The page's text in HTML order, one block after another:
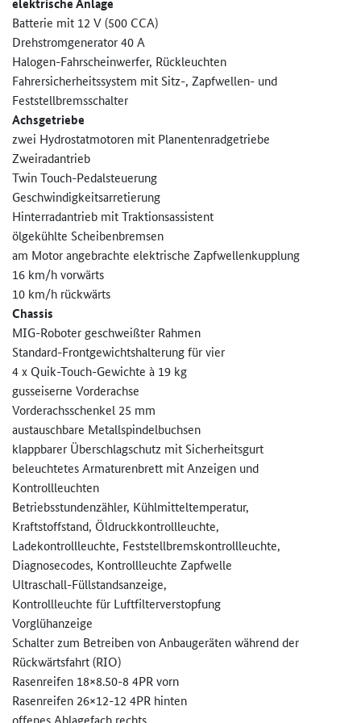
Batterie mit 12 V (500 CCA)
Drehstromgenerator 40 A
Halogen-Fahrscheinwerfer, Rückleuchten
Fahrersicherheitssystem mit Sitz-, Zapfwellen- und
Feststellbremsschalter
Achsgetriebe
zwei Hydrostatmotoren mit Planentenradgetriebe
Zweiradantrieb
Twin Touch-Pedalsteuerung
Geschwindigkeitsarretierung
Hinterradantrieb mit Traktionsassistent
ölgekühlte Scheibenbremsen
am Motor angebrachte elektrische Zapfwellenkupplung
16 km/h vorwärts
10 km/h rückwärts
Chassis
MIG-Roboter geschweißter Rahmen
Standard-Frontgewichtshalterun­g für vier
4 x Quik-Touch-Gewichte à 19 kg
gusseiserne Vorderachse
Vorderachsschenkel 25 mm
austauschbare Metallspindelbuchsen
klappbarer Überschlagschutz mit Sicherheitsgurt
beleuchtetes Armaturenbrett mit Anzeigen und
Kontrollleuchten
Betriebsstundenzähler, Kühlmitteltemperatur,
Kraftstoffstand, Öldruckkontrollleuchte,
Ladekontrollleuchte, Feststellbremskontrollleuchte,
Diagnosecodes, Kontrollleuchte Zapfwelle
Ultraschall-Füllstandsanzeige,
Kontrollleuchte für Luftfilterverstopfung
Vorglühanzeige
Schalter zum Betreiben von Anbaugeräten während der
Rückwärtsfahrt (RIO)
Rasenreifen 18×8.50-8 4PR vorn
Rasenreifen 26×12-12 4PR hinten
offenes Ablagefach rechts